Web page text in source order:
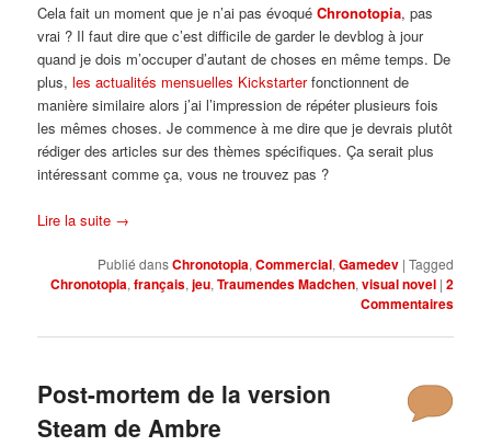
Cela fait un moment que je n’ai pas évoquéChronotopia, pas
vrai ? Il faut dire que c’est difficile de garder le devblog à jour
quand je dois m’occuper d’autant de choses en même temps. De
plus,les actualités mensuelles Kickstarterfonctionnent de
manière similaire alors j’ai l’impression de répéter plusieurs fois
les mêmes choses. Je commence à me dire que je devrais plutôt
rédiger des articles sur des thèmes spécifiques. Ça serait plus
intéressant comme ça, vous ne trouvez pas ?
Lire la suite →
Publié dansChronotopia, Commercial, Gamedev | Tagged
Chronotopia, français, jeu, Traumendes Madchen, visual novel | 2
Commentaires
Post-mortem de la version
Steam de Ambre